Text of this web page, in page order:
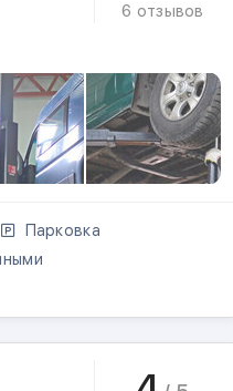
6 отзывов
Парковка